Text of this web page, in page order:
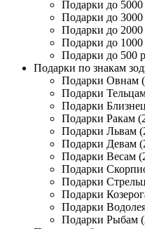
Подарки до 5000
Подарки до 3000
Подарки до 2000
Подарки до 1000
Подарки до 500
Подарки по знакам
Подарки Овнам
Подарки
Подарки
Подарки Ракам
Подарки Львам
Подарки Девам
Подарки Весам
Подарки
Подарки
Подарки
Подарки
Подарки Рыбам